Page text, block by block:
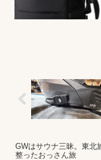
GWはサウナ三昧。東北
整ったおっさん旅